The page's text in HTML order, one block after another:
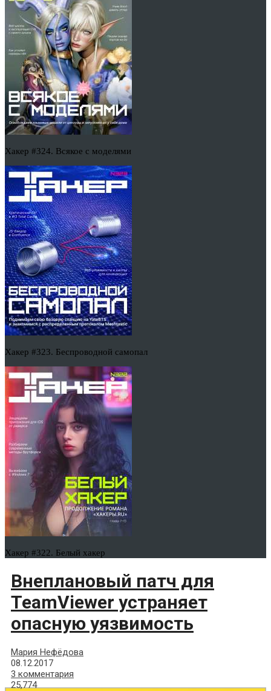
Хакер #324. Всякое с моделями
Хакер #323. Беспроводной самопал
Хакер #322. Белый хакер
Внеплановый патч для
TeamViewer устраняет
опасную уязвимость
Мария Нефёдова
08.12.2017
3 комментария
25,774